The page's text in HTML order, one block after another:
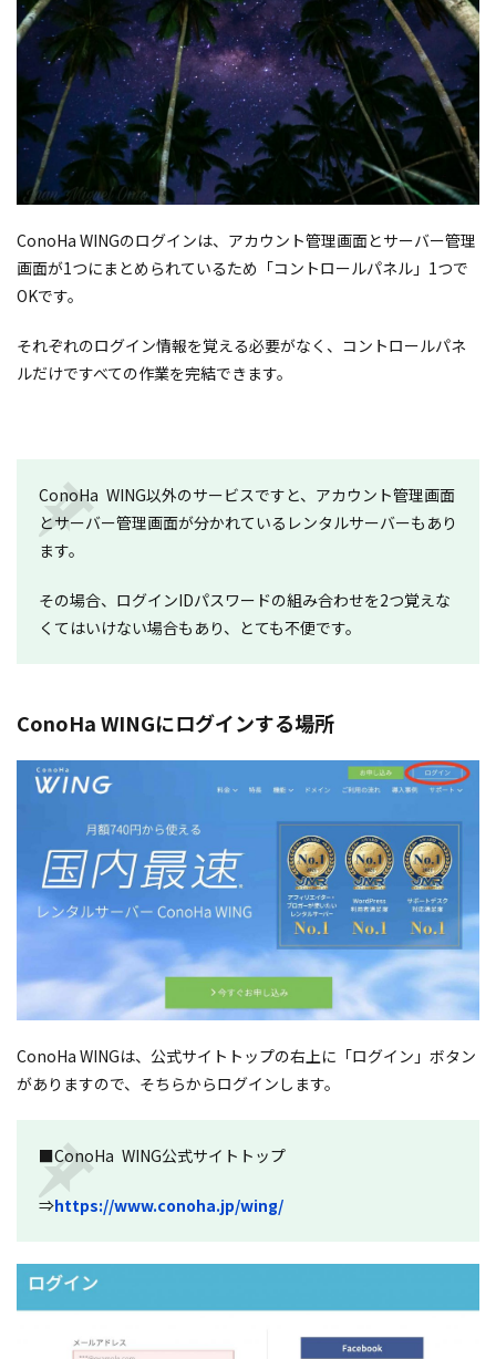
ConoHa WINGのログインは、アカウント管理画面とサーバー管理
画面が1つにまとめられているため「コントロールパネル」1つで
OKです。
それぞれのログイン情報を覚える必要がなく、コントロールパネ
ルだけですべての作業を完結できます。
ConoHa WING以外のサービスですと、アカウント管理画面
とサーバー管理画面が分かれているレンタルサーバーもあり
ます。
その場合、ログインIDパスワードの組み合わせを2つ覚えな
くてはいけない場合もあり、とても不便です。
ConoHa WINGにログインする場所
ConoHa WINGは、公式サイトトップの右上に「ログイン」ボタン
がありますので、そちらからログインします。
■ConoHa WING公式サイトトップ
⇒ https://www.conoha.jp/wing/